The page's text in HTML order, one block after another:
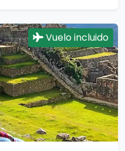
Vuelo incluido